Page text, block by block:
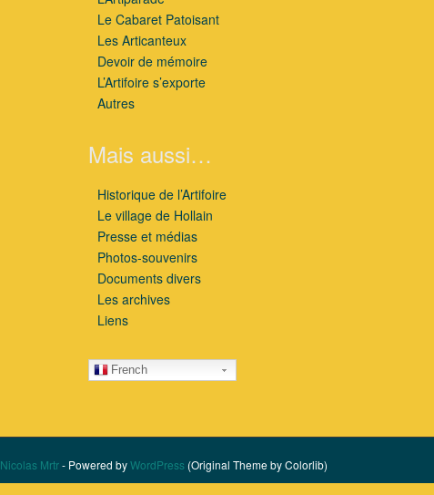
Le Cabaret Patoisant
Les Articanteux
Devoir de mémoire
L’Artifoire s’exporte
Autres
Mais aussi…
Historique de l’Artifoire
Le village de Hollain
Presse et médias
Photos-souvenirs
Documents divers
Les archives
Liens
French
Nicolas Mrtr- Powered byWordPress (Original Theme by Colorlib)